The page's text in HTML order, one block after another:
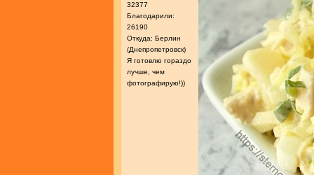
32377
Благодарили:
26190
Откуда: Берлин
(Днепропетровск)
Я готовлю гораздо
лучше, чем
фотографирую!))